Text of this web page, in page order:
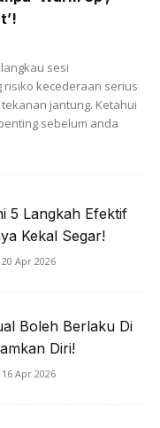
sesi
kecederaan serius
jantung. Ketahui
sebelum anda
5 Langkah Efektif
Kekal Segar!
20 Apr 2026
Boleh Berlaku Di
Diri!
16 Apr 2026